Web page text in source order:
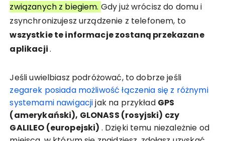
związanych z biegiem. Gdy już wrócisz do domu i
zsynchronizujesz urządzenie z telefonem, to
wszystkie te informacje zostaną przekazane
aplikacji.
Jeśli uwielbiasz podróżować, to dobrze jeśli
zegarek posiada możliwość łączenia się z różnymi
systemami nawigacjijak na przykład GPS
(amerykański), GLONASS (rosyjski) czy
GALILEO (europejski) . Dzięki temu niezależnie od